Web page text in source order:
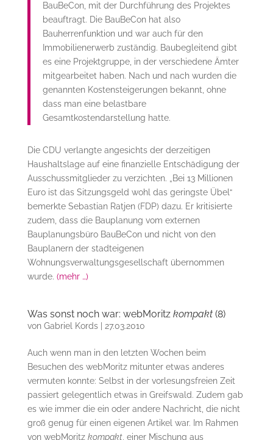
BauBeCon, mit der Durchführung des Projektes
beauftragt. Die BauBeCon hat also
Bauherrenfunktion und war auch für den
Immobilienerwerb zuständig. Baubegleitend gibt
es eine Projektgruppe, in der verschiedene Ämter
mitgearbeitet haben. Nach und nach wurden die
genannten Kostensteigerungen bekannt, ohne
dass man eine belastbare
Gesamtkostendarstellung hatte.
Die CDU verlangte angesichts der derzeitigen
Haushaltslage auf eine finanzielle Entschädigung der
Ausschussmitglieder zu verzichten. „Bei 13 Millionen
Euro ist das Sitzungsgeld wohl das geringste Übel“
bemerkte Sebastian Ratjen (FDP) dazu. Er kritisierte
zudem, dass die Bauplanung vom externen
Bauplanungsbüro BauBeCon und nicht von den
Bauplanern der stadteigenen
Wohnungsverwaltungsgesellschaft übernommen
wurde. (mehr …)
Was sonst noch war: webMoritz kompakt(8)
von Gabriel Kords| 27.03.2010
Auch wenn man in den letzten Wochen beim
Besuchen des webMoritz mitunter etwas anderes
vermuten konnte: Selbst in der vorlesungsfreien Zeit
passiert gelegentlich etwas in Greifswald. Zudem gab
es wie immer die ein oder andere Nachricht, die nicht
groß genug für einen eigenen Artikel war. Im Rahmen
von webMoritz kompakt, einer Mischung aus